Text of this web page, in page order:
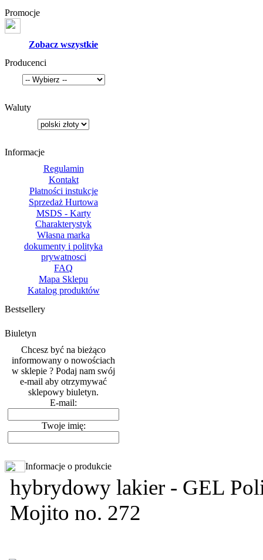
Promocje
Zobacz wszystkie
Producenci
Waluty
Informacje
Regulamin
Kontakt
Płatności instukcje
Sprzedaż Hurtowa
MSDS - Karty
Charakterystyk
Własna marka
dokumenty i polityka
prywatnosci
FAQ
Mapa Sklepu
Katalog produktów
Bestsellery
Biuletyn
Chcesz być na bieżąco
informowany o nowościach
w sklepie ? Podaj nam swój
e-mail aby otrzymywać
sklepowy biuletyn.
E-mail:
Twoje imię:
Informacje o produkcie
hybrydowy lakier - GEL
Mojito no. 272